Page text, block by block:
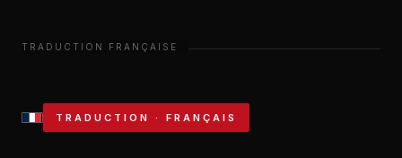
TRADUCTION · FRANÇAIS